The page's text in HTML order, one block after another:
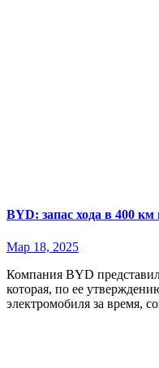
BYD: запас хода в 400 км
Мар 18, 2025
Компания BYD представила новую зарядную платформу,
которая, по ее
электромобиля за время,